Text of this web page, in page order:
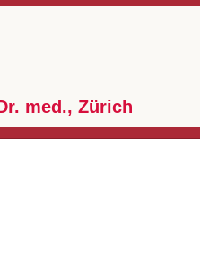
med., Zürich